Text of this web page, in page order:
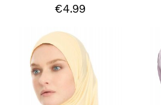
€4.99